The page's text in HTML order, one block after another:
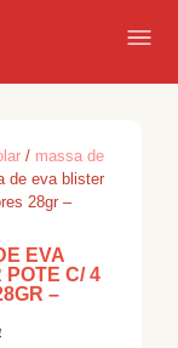
/ massa de
de eva blister
28gr –
EVA
POTE C/ 4
–